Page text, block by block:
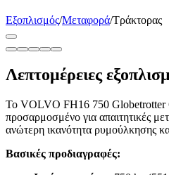
Εξοπλισμός/Μεταφορά/Τράκτορας
Λεπτομέρειες
Το VOLVO FH16 750 Globetrotter
προσαρμοσμένο για απαιτητικές
ανώτερη ικανότητα ρυμούλκησης
Βασικές προδιαγραφές: